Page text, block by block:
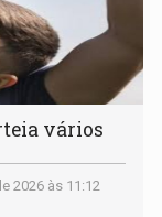
vários
2026 às 11:12